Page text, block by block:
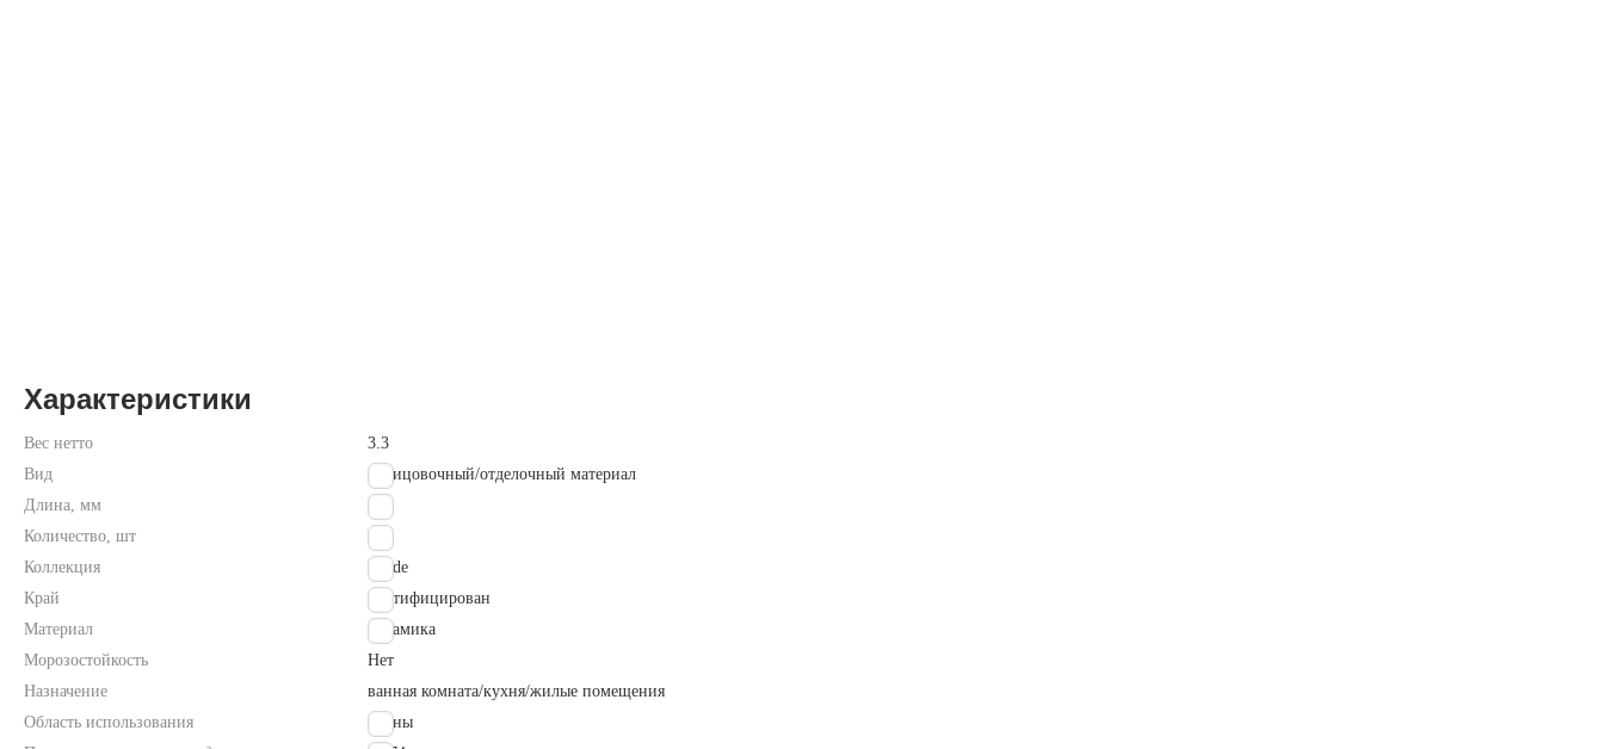
Характеристики
Вес нетто
3.3
Вид
облицовочный/отделочный материал
Длина, мм
Количество, шт
Коллекция
Oxide
Край
Ректифицирован
Материал
Керамика
Морозостойкость
Нет
Назначение
ванная комната/кухня/жилые помещения
Область использования
Стены